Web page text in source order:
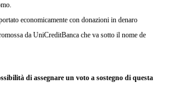
economicamente con donazioni in denaro
da UniCreditBanca che va sotto il nome de
di assegnare un voto a sostegno di questa